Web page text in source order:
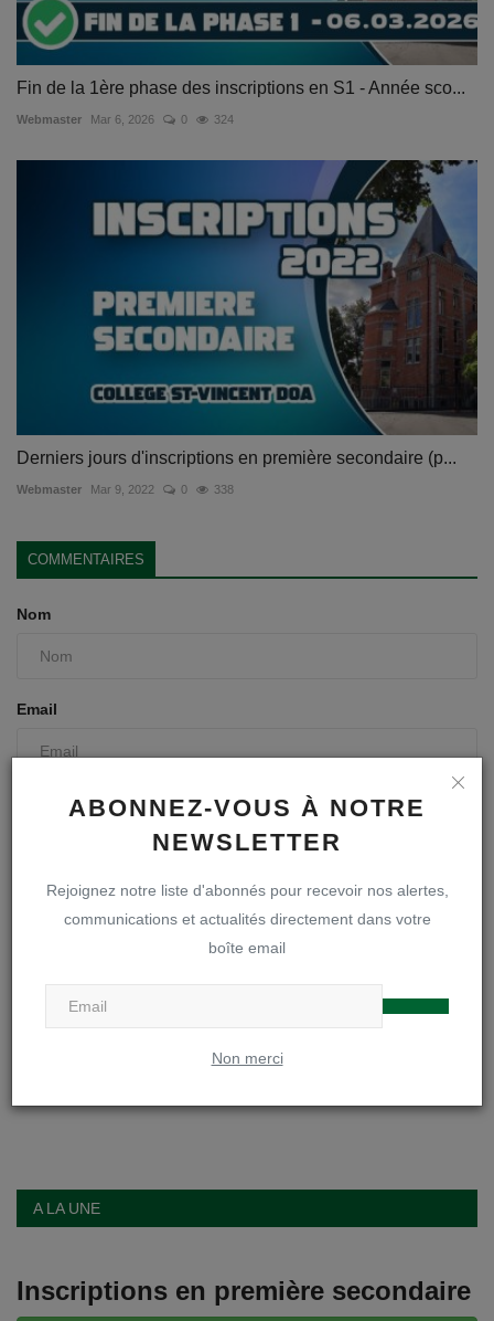
ABONNEZ-VOUS À NOTRE
NEWSLETTER
Rejoignez notre liste d'abonnés pour recevoir nos alertes,
communications et actualités directement dans votre
boîte email
Non merci
Fin de la 1ère phase des inscriptions en S1 - Année sco...
Webmaster Mar 6, 2026 0 324
Derniers jours d'inscriptions en première secondaire (p...
Webmaster Mar 9, 2022 0 338
COMMENTAIRES
Nom
Email
Commentaire
A LA UNE
Inscriptions en première secondaire